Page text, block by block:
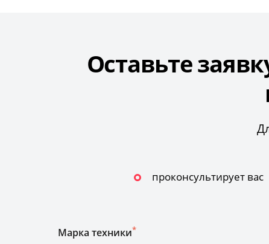
Оставьте
проконсультирует вас
Марка техники*